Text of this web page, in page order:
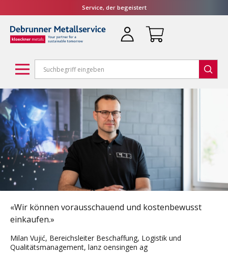
Service, der begeistert
«Die Mehrwegboxen erhöhen unsere
Prozesssicherheit und die Flexibilität.»
Philippe Karrer, Inhaber werkma ag